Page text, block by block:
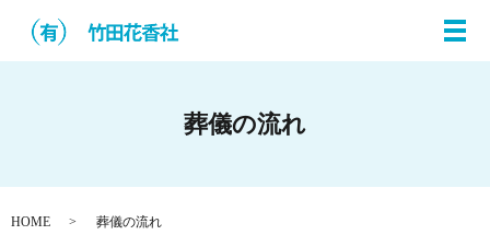
メ
葬儀の流れ
HOME 葬儀の流れ